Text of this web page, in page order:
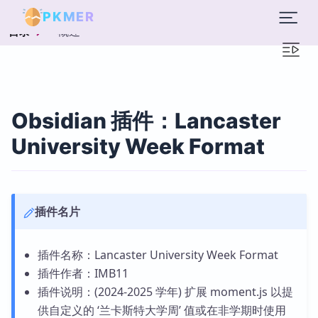
PKMER
目录 概述
Obsidian 插件：Lancaster
University Week Format
插件名片
插件名称：Lancaster University Week Format
插件作者：IMB11
插件说明：(2024-2025 学年) 扩展 moment.js 以提
供自定义的 ‘兰卡斯特大学周’ 值或在非学期时使用